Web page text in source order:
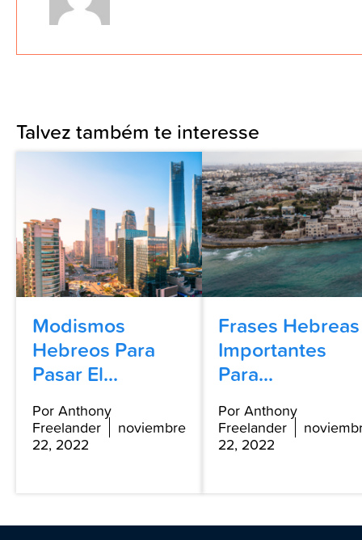
Talvez também te interesse
Modismos
Hebreos Para
Pasar El...
Por Anthony
Freelander
noviembre
22, 2022
Frases Hebreas
Importantes
Para...
Por Anthony
Freelander
22, 2022